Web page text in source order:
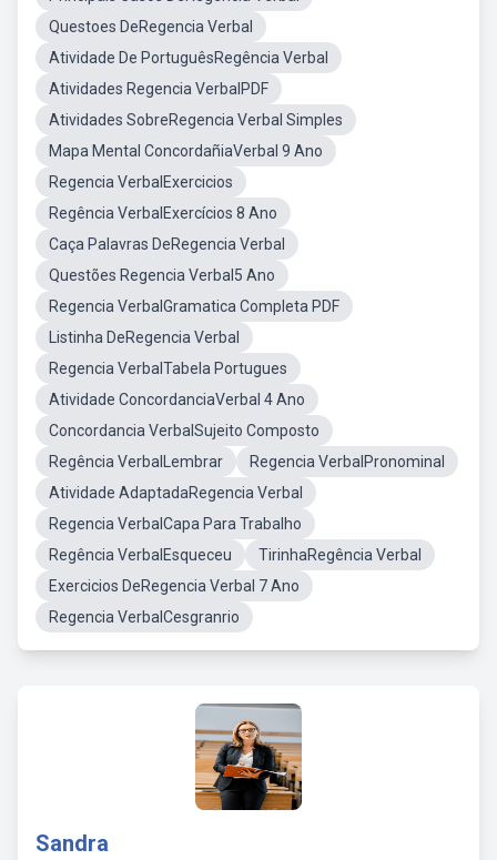
Questoes DeRegencia Verbal
Atividade De PortuguêsRegência Verbal
Atividades Regencia VerbalPDF
Atividades SobreRegencia Verbal Simples
Mapa Mental ConcordañiaVerbal 9 Ano
Regencia VerbalExercicios
Regência VerbalExercícios 8 Ano
Caça Palavras DeRegencia Verbal
Questões Regencia Verbal5 Ano
Regencia VerbalGramatica Completa PDF
Listinha DeRegencia Verbal
Regencia VerbalTabela Portugues
Atividade ConcordanciaVerbal 4 Ano
Concordancia VerbalSujeito Composto
Regência VerbalLembrar
Regencia VerbalPronominal
Atividade AdaptadaRegencia Verbal
Regencia VerbalCapa Para Trabalho
Regência VerbalEsqueceu
TirinhaRegência Verbal
Exercicios DeRegencia Verbal 7 Ano
Regencia VerbalCesgranrio
Sandra